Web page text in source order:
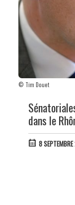
© Tim Douet
dans le
8